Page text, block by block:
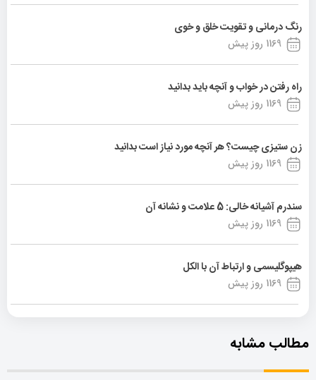
رنگ درمانی و تقویت خلق و خوی
1169 روز پیش
راه رفتن در خواب و آنچه باید بدانید
1169 روز پیش
زن ستیزی چیست؟ هر آنچه مورد نیاز است بدانید
1169 روز پیش
سندرم آشیانه خالی: 5 علامت و نشانه آن
1169 روز پیش
هیپوگلیسمی و ارتباط آن با الکل
1169 روز پیش
مطالب مشابه